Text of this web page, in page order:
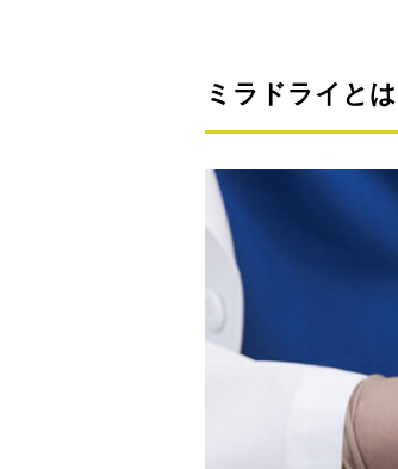
ミラドライとは